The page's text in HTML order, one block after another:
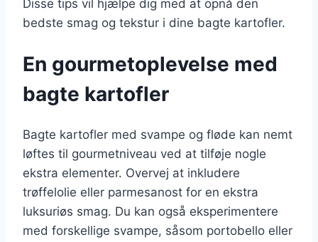
Disse tips vil hjælpe dig med at opnå den
bedste smag og tekstur i dine bagte kartofler.
En gourmetoplevelse med
bagte kartofler
Bagte kartofler med svampe og fløde kan nemt
løftes til gourmetniveau ved at tilføje nogle
ekstra elementer. Overvej at inkludere
trøffelolie eller parmesanost for en ekstra
luksuriøs smag. Du kan også eksperimentere
med forskellige svampe, såsom portobello eller